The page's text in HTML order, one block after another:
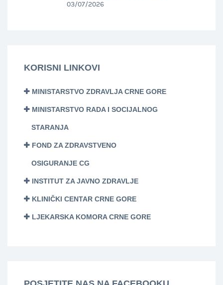
03/07/2026
KORISNI LINKOVI
MINISTARSTVO ZDRAVLJA CRNE GORE
MINISTARSTVO RADA I SOCIJALNOG
STARANJA
FOND ZA ZDRAVSTVENO
OSIGURANJE CG
INSTITUT ZA JAVNO ZDRAVLJE
KLINIČKI CENTAR CRNE GORE
LJEKARSKA KOMORA CRNE GORE